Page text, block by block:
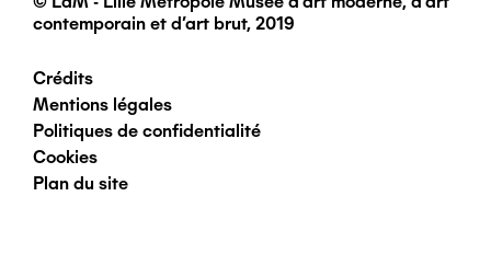
contemporain et d'art brut, 2019
Pied
de
page
Crédits
Mentions légales
Politiques de confidentialité
Cookies
Plan du site